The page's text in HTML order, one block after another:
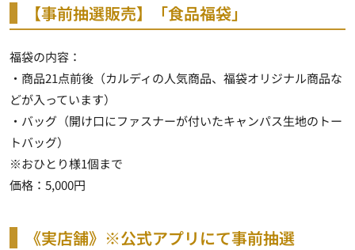
【事前抽選販売】「食品福袋」
福袋の内容：
・商品21点前後（カルディの人気商品、福袋オリジナル商品な
どが入っています）
・バッグ（開け口にファスナーが付いたキャンパス生地のトー
トバッグ）
※おひとり様1個まで
価格：5,000円
《実店舗》※公式アプリにて事前抽選